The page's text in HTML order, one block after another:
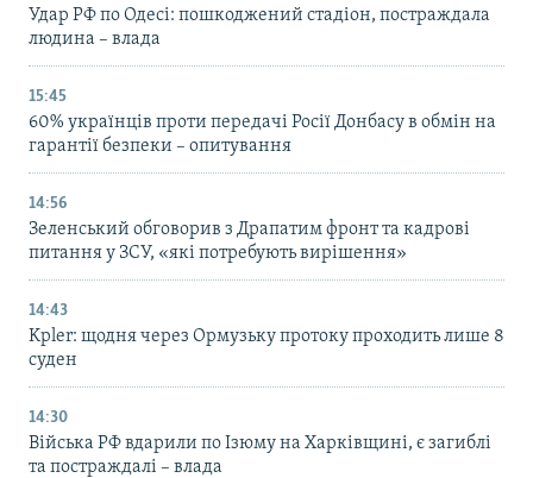
Удар РФ по Одесі: пошкоджений стадіон, постраждала
людина – влада
15:45
60% українців проти передачі Росії Донбасу в обмін на
гарантії безпеки – опитування
14:56
Зеленський обговорив з Драпатим фронт та кадрові
питання у ЗСУ, «які потребують вирішення»
14:43
Kpler: щодня через Ормузьку протоку проходить лише 8
суден
14:30
Війська РФ вдарили по Ізюму на Харківщині, є загиблі
та постраждалі – влада